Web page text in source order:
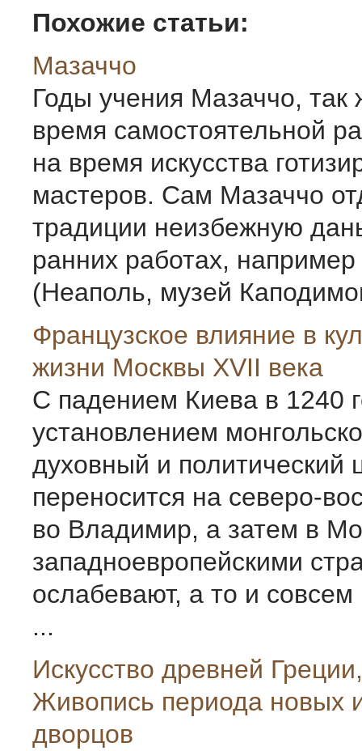
Похожие статьи:
Мазаччо
Годы учения Мазаччо, так
время самостоятельной
на время искусства
мастеров. Сам Мазаччо
традиции неизбежную
ранних работах,
(Неаполь, музей
Французское влияние в
жизни Москвы XVII века
С падением Киева в 1240
установлением
духовный и политический
переносится на северо-
во Владимир, а затем в
западноевропейскими
ослабевают, а то и
...
Искусство древней
Живопись периода новых
дворцов